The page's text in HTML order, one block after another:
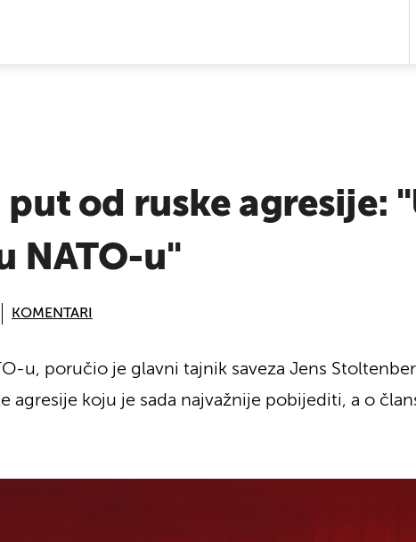
od ruske agresije:
NATO-u"
KOMENTARI
u, poručio je glavni tajnik saveza Jens
agresije koju je sada najvažnije pobijediti, a o